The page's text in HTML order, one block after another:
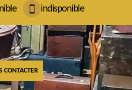
indisponible
CONTACTER